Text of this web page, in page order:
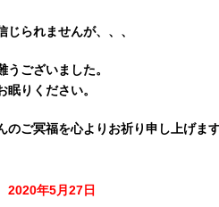
じられませんが、、、
うございました。
眠りください。
のご冥福を心よりお祈り申し上げます
年5月27日